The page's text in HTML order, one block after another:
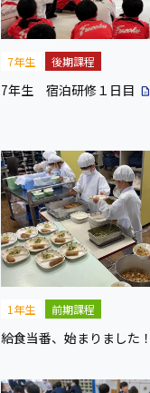
7年生 後期課程
7年生 宿泊研修１日目 description
1年生 前期課程
給食当番、始まりました！